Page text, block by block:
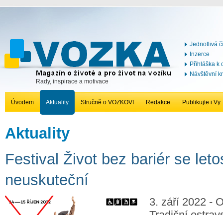
Rady, inspirace a motivace
Jednotlivá
Inzerce
Přihláška k
Návštěvní
Úvodem Aktuality Stručně o VOZKOVI Redakce Publikujte i Vy
Aktuality
Festival Život bez bariér se
neuskuteční
3. září 2022 -